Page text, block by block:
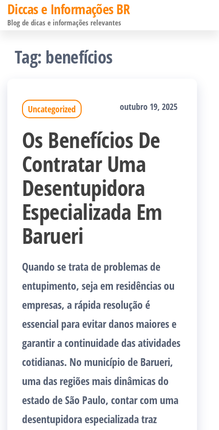
Pular
para
conteúdo
Diccas e Informações BR
Blog de dicas e informações relevantes
Tag: benefícios
Uncategorized outubro 19, 2025
Os Benefícios De
Contratar Uma
Desentupidora
Especializada Em
Barueri
Quando se trata de problemas de
entupimento, seja em residências ou
empresas, a rápida resolução é
essencial para evitar danos maiores e
garantir a continuidade das atividades
cotidianas. No município de Barueri,
uma das regiões mais dinâmicas do
estado de São Paulo, contar com uma
desentupidora especializada traz